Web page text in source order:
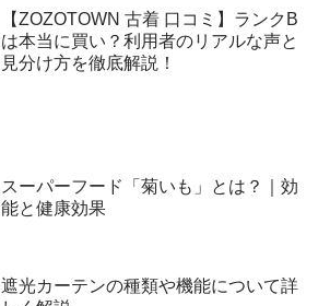
【ZOZOTOWN 古着 口コミ】ランクB
は本当に買い？利用者のリアルな声と
見分け方を徹底解説！
スーパーフード「菊いも」とは？｜効
能と健康効果
遮光カーテンの種類や機能について詳